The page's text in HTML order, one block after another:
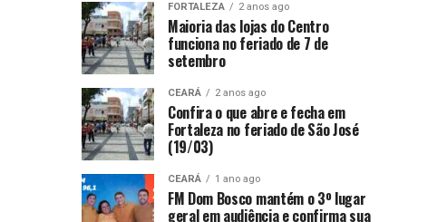
FORTALEZA 2 anos ago
Maioria das lojas do Centro
funciona no feriado de 7 de
setembro
CEARÁ 2 anos ago
Confira o que abre e fecha em
Fortaleza no feriado de São José
(19/03)
CEARÁ 1 ano ago
FM Dom Bosco mantém o 3º lugar
geral em audiência e confirma sua